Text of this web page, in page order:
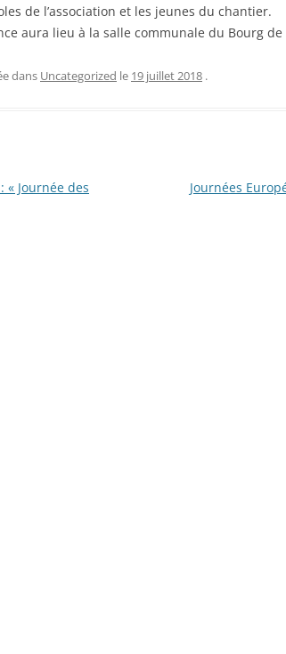
de l’association et les jeunes du chantier.
aura lieu à la salle communale du Bourg
dans Uncategorized le 19 juillet 2018 .
« Journée des
Journées